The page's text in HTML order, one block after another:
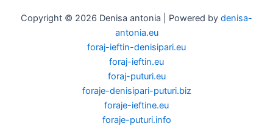
Copyright © 2026 Denisa antonia | Powered by denisa-
antonia.eu
foraj-ieftin-denisipari.eu
foraj-ieftin.eu
foraj-puturi.eu
foraje-denisipari-puturi.biz
foraje-ieftine.eu
foraje-puturi.info